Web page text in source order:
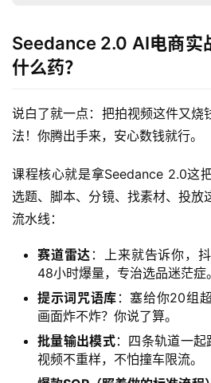
首
页
Seedance 2.0 AI电商实
什么药？
说白了就一点：把拍视频这件又烧
法！你腾出手来，安心数钱就行。
课程核心就是拿Seedance 2.0这
选题、脚本、分镜、找素材、投放
流水线：
赛道雷达 ：上来就告诉你，
48小时爆量，专治选品迷茫症。
提示词咒语库 ：塞给你20组
画面炸不炸？你说了算。
批量输出模式：四条轨道一起
视频不重样，不怕撞车限流。